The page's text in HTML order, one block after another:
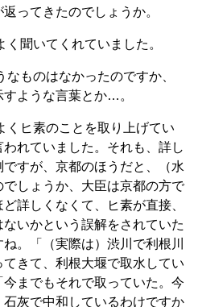
ってきたのでしょうか。
聞いてくれていました。
ものはなかったのですか、
ような言葉とか…。
ヒ素のことを取り上げてい
れていました。それも、詳し
すが、京都のほうだと、（水
しょうか、大臣は京都の方で
詳しくなくて、ヒ素が直接、
いかという誤解をされていた
。「（実際は）渋川で利根川
きて、利根大堰で取水してい
までもそれで取っていた。今
灰で中和しているわけですか